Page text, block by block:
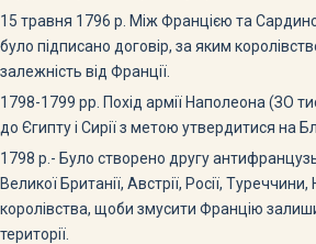
15 травня 1796 р. Між Францією та
було підписано договір, за яким
залежність від Франції.
1798-1799 рр. Похід армії Наполеона (ЗО
до Єгипту і Сирії з метою утвердитися на
1798 р.- Було створено другу
Великої Британії, Австрії, Росії,
королівства, щоби змусити Францію
території.